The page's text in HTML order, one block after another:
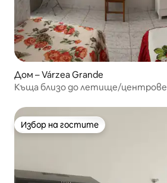
Дом – Várzea Grande
Къща близо до летище/центрове
Избор на гостите
Избор на гостите